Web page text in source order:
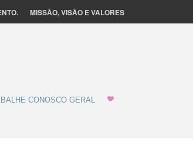
MISSÃO, VISÃO E VALORES
CONOSCO GERAL